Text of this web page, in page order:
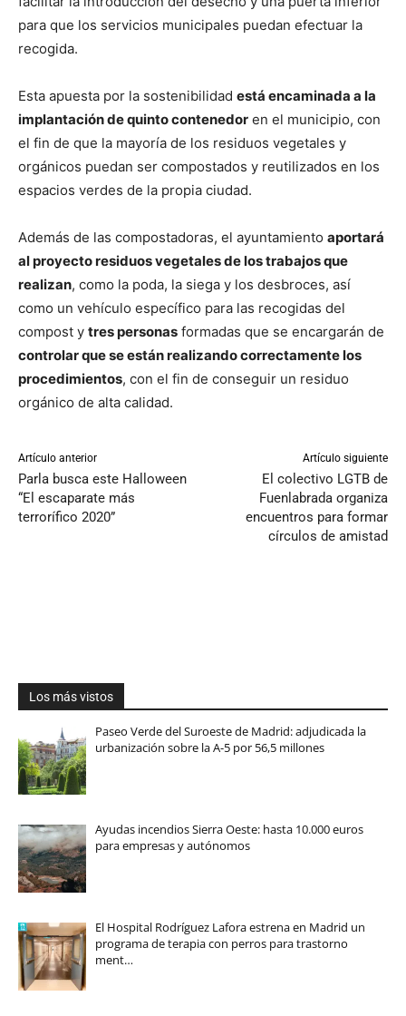
para que los servicios municipales puedan efectuar la
recogida.
Esta apuesta por la sostenibilidad está encaminada a la
implantación de quinto contenedor en el municipio, con
el fin de que la mayoría de los residuos vegetales y
orgánicos puedan ser compostados y reutilizados en los
espacios verdes de la propia ciudad.
Además de las compostadoras, el ayuntamiento aportará
al proyecto residuos vegetales de los trabajos que
realizan, como la poda, la siega y los desbroces, así
como un vehículo específico para las recogidas del
compost y tres personas formadas que se encargarán de
controlar que se están realizando correctamente los
procedimientos, con el fin de conseguir un residuo
orgánico de alta calidad.
Artículo anterior
Parla busca este Halloween
“El escaparate más
terrorífico 2020”
Artículo siguiente
El colectivo LGTB de
Fuenlabrada organiza
encuentros para formar
círculos de amistad
Los más vistos
Paseo Verde del Suroeste de Madrid: adjudicada la
urbanización sobre la A-5 por 56,5 millones
Ayudas incendios Sierra Oeste: hasta 10.000 euros
para empresas y autónomos
El Hospital Rodríguez Lafora estrena en Madrid un
programa de terapia con perros para trastorno
ment…